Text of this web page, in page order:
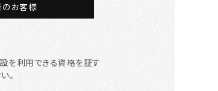
お客様
を利用できる資格を証す
。